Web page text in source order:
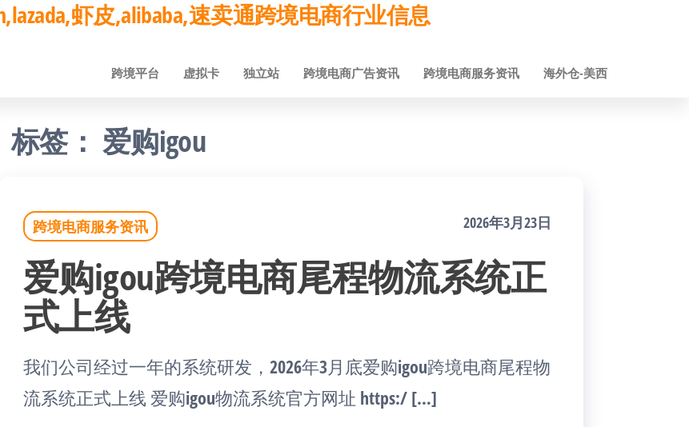
虾皮,alibaba,速卖通跨境电商行业信息
跨境平台 虚拟卡 独立站 跨境电商广告资讯 跨境电商服务资讯 海外仓-美西
标签：爱购igou
跨境电商服务资讯 2026年3月23日
爱购igou跨境电商尾程物流系统正
式上线
我们公司经过一年的系统研发，2026年3月底爱购igou跨境电商尾程物
流系统正式上线 爱购igou物流系统官方网址 https:/ […]